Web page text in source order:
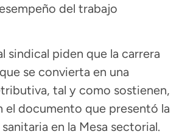
del trabajo
sindical piden que la carrera
se convierta en una
tal y como sostienen,
el documento que presentó la
en la Mesa sectorial.